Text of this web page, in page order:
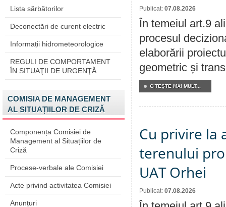
Lista sărbătorilor
Deconectări de curent electric
Informații hidrometeorologice
REGULI DE COMPORTAMENT
ÎN SITUAŢII DE URGENŢĂ
COMISIA DE MANAGEMENT
AL SITUAȚIILOR DE CRIZĂ
Componența Comisiei de
Management al Situațiilor de
Criză
Procese-verbale ale Comisiei
Acte privind activitatea Comisiei
Anunțuri
Publicat: 07.08.2026
În temeiul art.9
procesul
elaborării
geometric și
CITEŞTE MAI MULT...
Cu privire la
terenului
UAT Orhei
Publicat: 07.08.2026